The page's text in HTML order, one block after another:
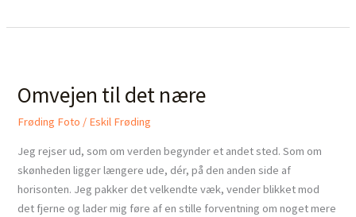
Omvejen til det nære
Frøding Foto / Eskil Frøding
Jeg rejser ud, som om verden begynder et andet sted. Som om
skønheden ligger længere ude, dér, på den anden side af
horisonten. Jeg pakker det velkendte væk, vender blikket mod
det fjerne og lader mig føre af en stille forventning om noget mere
det